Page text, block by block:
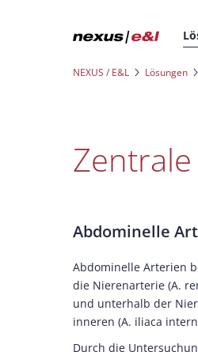
NEXUS / E&L Lösungen
Abdominelle
Abdominelle Arterien
die Nierenarterie (A.
und unterhalb der
inneren (A. iliaca
Durch die